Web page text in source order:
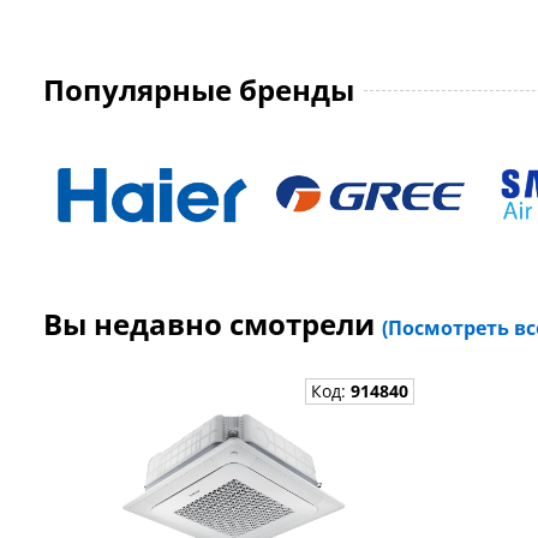
Популярные бренды
Вы недавно смотрели (Посмотреть
Код: 914840